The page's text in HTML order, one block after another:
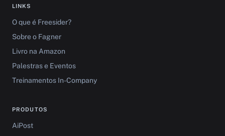
LINKS
O que é Freesider?
Sobre o Fagner
Livro na Amazon
Palestras e Eventos
Treinamentos In-Company
PRODUTOS
AiPost